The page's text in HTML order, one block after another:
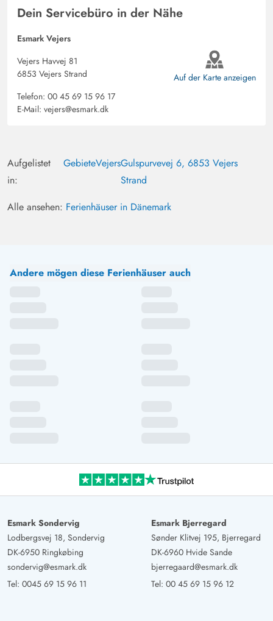
Dein Servicebüro in der Nähe
Esmark Vejers
Vejers Havvej 81
6853 Vejers Strand
Telefon: 00 45 69 15 96 17
E-Mail: vejers@esmark.dk
Auf der Karte anzeigen
Aufgelistet
in:
GebieteVejersGulspurvevej 6, 6853 Vejers
Strand
Alle ansehen: Ferienhäuser in Dänemark
Andere mögen diese Ferienhäuser auch
Esmark Sondervig
Lodbergsvej 18, Sondervig
DK-6950 Ringkøbing
sondervig@esmark.dk
Tel: 0045 69 15 96 11
Esmark Bjerregard
Sønder Klitvej 195, Bjerregard
DK-6960 Hvide Sande
bjerregaard@esmark.dk
Tel: 00 45 69 15 96 12